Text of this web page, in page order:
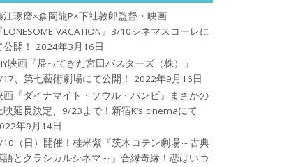
江琢磨×森岡龍P×下社敦郎監督・映画
『LONESOME VACATION』3/10シネマスコーレに
公開！
2024年3月16日
映画『帰ってきた宮田バスターズ（株）」
17、第七藝術劇場にて公開！
2022年9月16日
画『ダイナマイト・ソウル・バンビ』まさかの
映延長決定、9/23まで！新宿K’s cinemaにて
年9月14日
10（日）開催！桂米紫『茨木コテン劇場～古典
語とクラシカルシネマ～』合縁奇縁！恋はいつ